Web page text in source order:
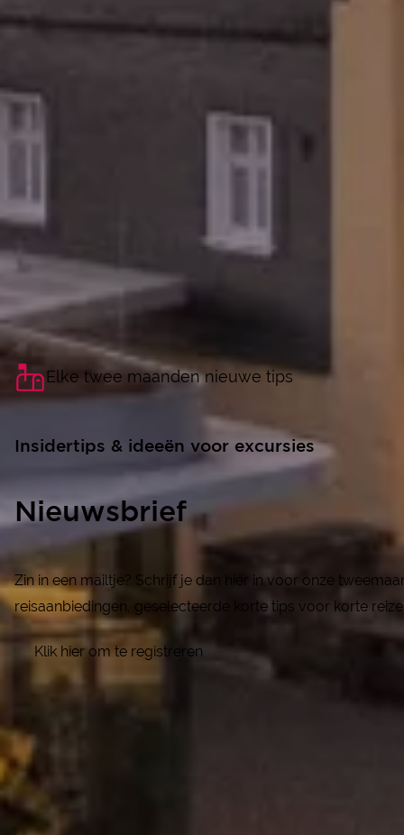
Elke twee maanden nieuwe tips
Insidertips & ideeën voor excursies
Nieuwsbrief
Zin in een mailtje? Schrijf je dan hier in voor onze
reisaanbiedingen, geselecteerde korte tips voor korte
Klik hier om te registreren